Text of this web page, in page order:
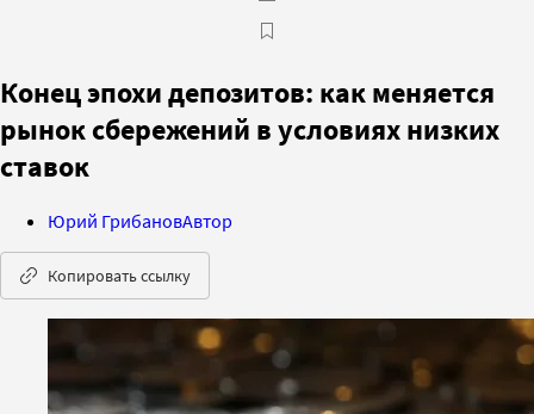
Конец эпохи депозитов: как меняется
рынок сбережений в условиях низких
ставок
Юрий ГрибановАвтор
Копировать ссылку